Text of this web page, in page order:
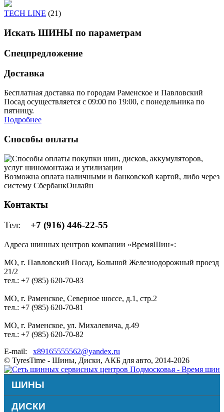
TECH LINE (21)
Искать ШИНЫ по параметрам
Спецпредложение
Доставка
Бесплатная доставка по городам Раменское и Павловский
Посад осуществляется с 09:00 по 19:00, с понедельника по
пятницу.
Подробнее
Способы оплаты
Возможна оплата наличными и банковской картой, либо через
систему СбербанкОнлайн
Контакты
Тел: +7 (916) 446-22-55
Адреса шинных центров компании «ВремяШин»:
МО, г. Павловский Посад, Большой Железнодорожный проезд
21/2
тел.: +7 (985) 620-70-83
МО, г. Раменское, Северное шоссе, д.1, стр.2
тел.: +7 (985) 620-70-81
МО, г. Раменское, ул. Михалевича, д.49
тел.: +7 (985) 620-70-82
E-mail: x89165555562@yandex.ru
© TyresTime - Шины, Диски, АКБ для авто, 2014-2026
ШИНЫ
ДИСКИ